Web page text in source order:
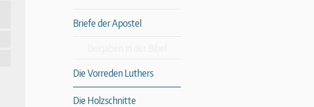
Briefe der Apostel
Die Vorreden Luthers
Die Holzschnitte